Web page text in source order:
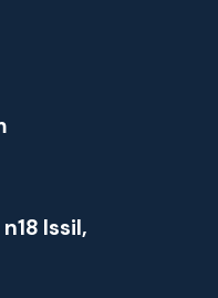
Issil,